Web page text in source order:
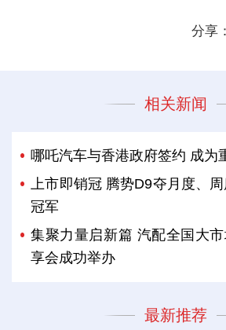
分享：
相关新闻
哪吒汽车与香港政府签约 成为
上市即销冠 腾势D9夺月度、
冠军
集聚力量启新篇 汽配全国大
享会成功举办
最新推荐